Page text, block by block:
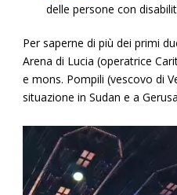
delle persone con
Per saperne di più dei primi
Arena di Lucia (operatrice
e mons. Pompili (vescovo di
situazione in Sudan e a